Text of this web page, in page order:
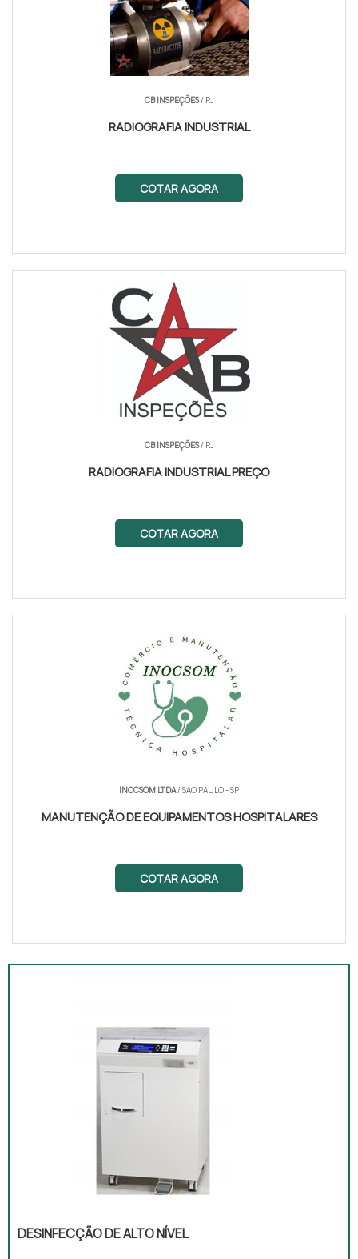
CB INSPEÇÕES/ RJ
RADIOGRAFIA INDUSTRIAL
COTAR AGORA
CB INSPEÇÕES/ RJ
RADIOGRAFIA INDUSTRIAL PREÇO
COTAR AGORA
INOCSOM LTDA/ SAO PAULO - SP
MANUTENÇÃO DE EQUIPAMENTOS HOSPITALARES
COTAR AGORA
DESINFECÇÃO DE ALTO NÍVEL